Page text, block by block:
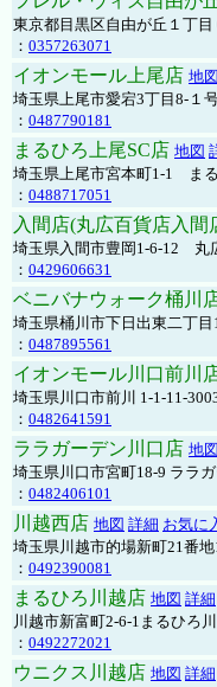
東京都目黒区自由が丘１丁
： 0357263071
イオンモール上尾店 地図
埼玉県上尾市愛宕3丁目8-１
： 0487790181
まるひろ上尾SC店 地図
埼玉県上尾市宮本町1-1 ま
： 0488717051
入間店(丸広百貨店入間
埼玉県入間市豊岡1-6-12 丸
： 0429606631
ベニバナウォーク桶川
埼玉県桶川市下日出東二丁
： 0487895561
イオンモール川口前川
埼玉県川口市前川 1-1-11-
： 0482641591
ララガーデン川口店 地図
埼玉県川口市宮町18-9 ララ
： 0482406101
川越西店 地図 詳細 お気に
埼玉県川越市的場新町21番地
： 0492390081
まるひろ川越店 地図 詳細
川越市新富町2-6-1まるひろ
： 0492272021
ウニクス川越店 地図 詳細